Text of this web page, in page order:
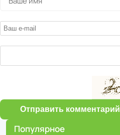
Отправить комментарий
Популярное